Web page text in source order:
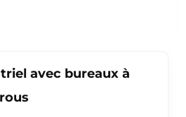
avec bureaux à